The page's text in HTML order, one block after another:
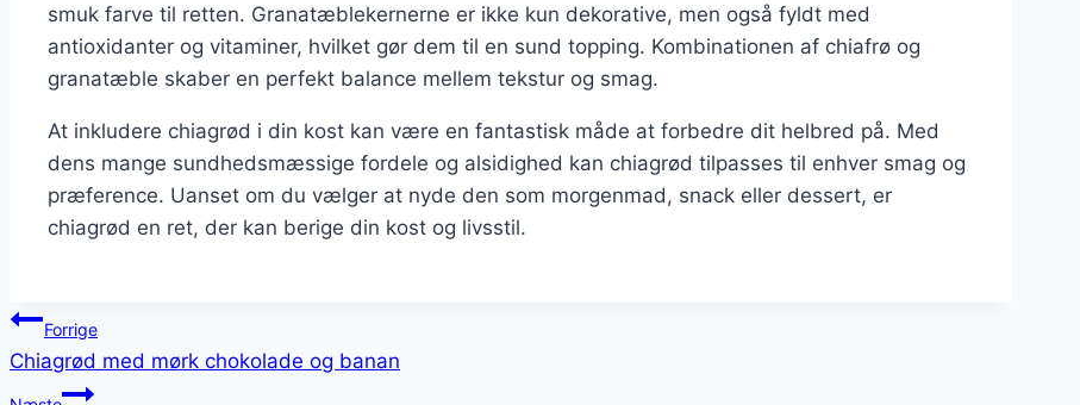
smuk farve til retten. Granatæblekernerne er ikke kun dekorative, men også fyldt med
antioxidanter og vitaminer, hvilket gør dem til en sund topping. Kombinationen af chiafrø og
granatæble skaber en perfekt balance mellem tekstur og smag.
At inkludere chiagrød i din kost kan være en fantastisk måde at forbedre dit helbred på. Med
dens mange sundhedsmæssige fordele og alsidighed kan chiagrød tilpasses til enhver smag og
præference. Uanset om du vælger at nyde den som morgenmad, snack eller dessert, er
chiagrød en ret, der kan berige din kost og livsstil.
Indlægsnavigation
Forrige
Chiagrød med mørk chokolade og banan